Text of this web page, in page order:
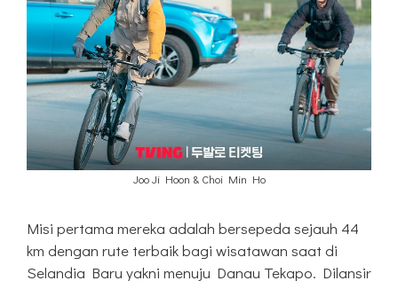
Joo Ji Hoon & Choi Min Ho
Misi pertama mereka adalah bersepeda sejauh 44
km dengan rute terbaik bagi wisatawan saat di
Selandia Baru yakni menuju Danau Tekapo. Dilansir